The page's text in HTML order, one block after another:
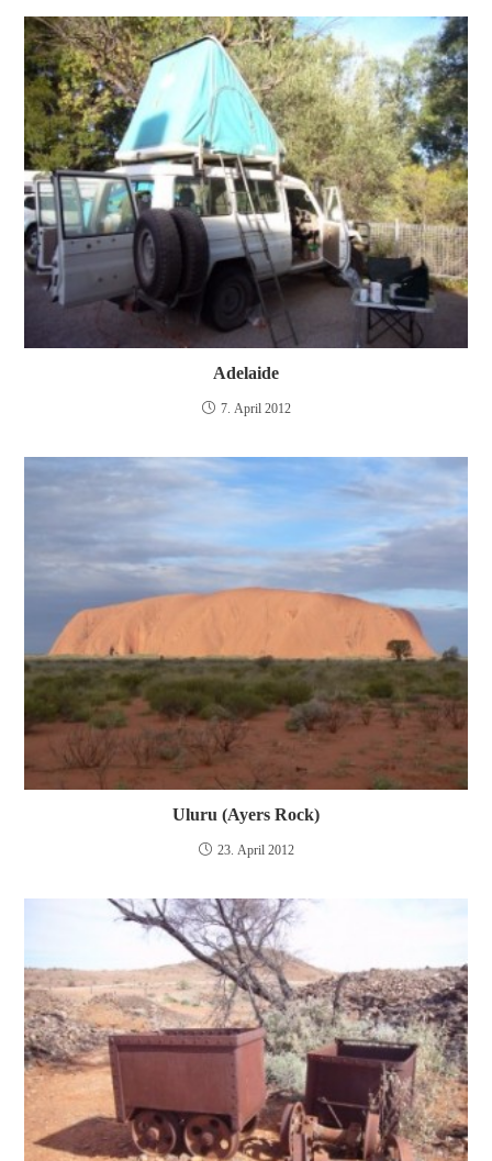
Adelaide
7. April 2012
Uluru (Ayers Rock)
23. April 2012